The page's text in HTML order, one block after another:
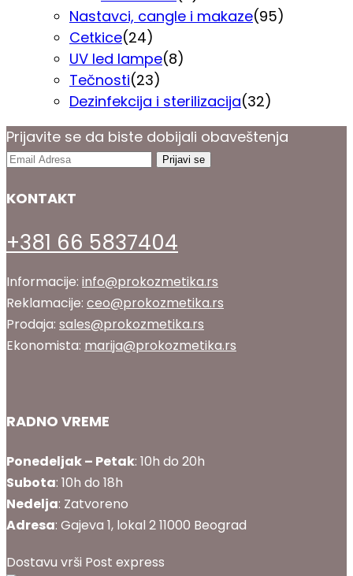
Nastavci, cangle i makaze(95)
Cetkice(24)
UV led lampe(8)
Tečnosti(23)
Dezinfekcija i sterilizacija(32)
Prijavite se da biste dobijali obaveštenja
KONTAKT
+381 66 5837404
Informacije: info@prokozmetika.rs
Reklamacije: ceo@prokozmetika.rs
Prodaja: sales@prokozmetika.rs
Ekonomista: marija@prokozmetika.rs
RADNO VREME
Ponedeljak – Petak: 10h do 20h
Subota: 10h do 18h
Nedelja: Zatvoreno
Adresa: Gajeva 1, lokal 2 11000 Beograd
Dostavu vrši Post express